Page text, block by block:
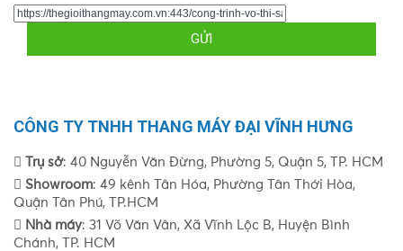
CÔNG TY TNHH THANG MÁY ĐẠI VĨNH HƯNG
Trụ sở: 40 Nguyễn Văn Đừng, Phường 5, Quận 5, TP. HCM
Showroom: 49 kênh Tân Hóa, Phường Tân Thới Hòa,
Quận Tân Phú, TP.HCM
Nhà máy: 31 Võ Văn Vân, Xã Vĩnh Lộc B, Huyện Bình
Chánh, TP. HCM